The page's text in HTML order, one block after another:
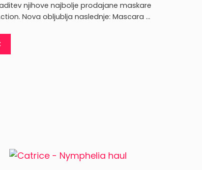
njihove najbolje prodajane maskare
Nova obljublja naslednje: Mascara …